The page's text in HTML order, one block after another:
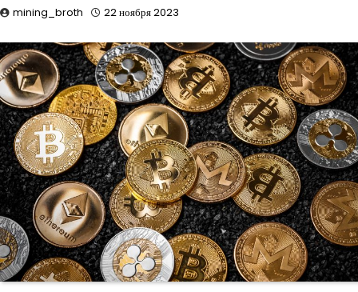
mining_broth 22 ноября 2023